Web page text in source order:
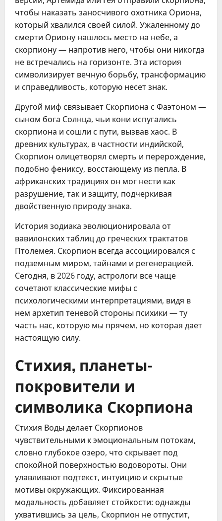
чтобы наказать заносчивого охотника Ориона,
который хвалился своей силой. Ужаленному до
смерти Ориону нашлось место на небе, а
скорпиону — напротив него, чтобы они никогда
не встречались на горизонте. Эта история
символизирует вечную борьбу, трансформацию
и справедливость, которую несет знак.
Другой миф связывает Скорпиона с Фаэтоном —
сыном бога Солнца, чьи кони испугались
скорпиона и сошли с пути, вызвав хаос. В
древних культурах, в частности индийской,
Скорпион олицетворял смерть и перерождение,
подобно фениксу, восстающему из пепла. В
африканских традициях он мог нести как
разрушение, так и защиту, подчеркивая
двойственную природу знака.
История зодиака эволюционировала от
вавилонских таблиц до греческих трактатов
Птолемея. Скорпион всегда ассоциировался с
подземным миром, тайнами и регенерацией.
Сегодня, в 2026 году, астрологи все чаще
сочетают классические мифы с
психологическими интерпретациями, видя в
нем архетип теневой стороны психики — ту
часть нас, которую мы прячем, но которая дает
настоящую силу.
Стихия, планеты-
покровители и
символика Скорпиона
Стихия Воды делает Скорпионов
чувствительными к эмоциональным потокам,
словно глубокое озеро, что скрывает под
спокойной поверхностью водовороты. Они
улавливают подтекст, интуицию и скрытые
мотивы окружающих. Фиксированная
модальность добавляет стойкости: однажды
ухватившись за цель, Скорпион не отпустит,